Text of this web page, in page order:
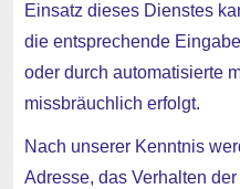
Einsatz dieses Dienstes
die entsprechende
oder durch automatisierte
missbräuchlich erfolgt.
Nach unserer Kenntnis
Adresse, das Verhalten